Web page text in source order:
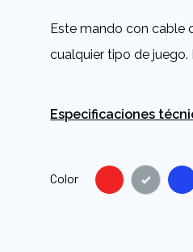
average
value.
Same
page
Este mando con cable
cualquier tipo de
Especificaciones
Color